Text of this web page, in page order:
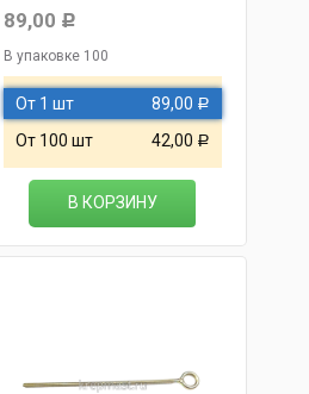
89,00 Р
В упаковке 100
От 1 шт 89,00 Р
От 100 шт 42,00 Р
В КОРЗИНУ